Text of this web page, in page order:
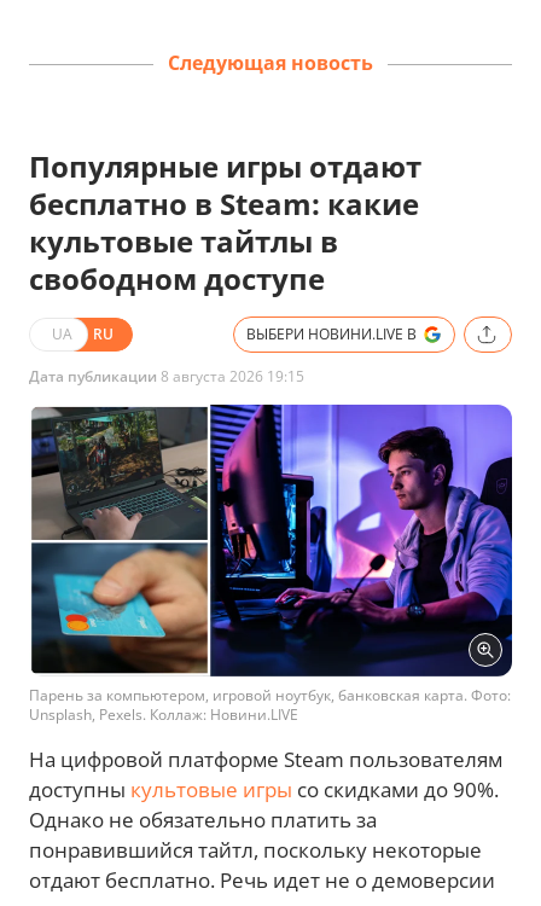
Следующая новость
Популярные игры отдают
бесплатно в Steam: какие
культовые тайтлы в
свободном доступе
UA RU ВЫБЕРИ НОВИНИ.LIVE В
Дата публикации 8 августа 2026 19:15
Парень за компьютером, игровой ноутбук, банковская карта. Фото:
Unsplash, Pexels. Коллаж: Новини.LIVE
На цифровой платформе Steam пользователям
доступны культовые игры со скидками до 90%.
Однако не обязательно платить за
понравившийся тайтл, поскольку некоторые
отдают бесплатно. Речь идет не о демоверсии